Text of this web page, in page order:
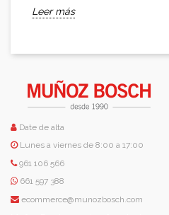
Leer más
Date de alta
Lunes a viernes de 8:00 a 17:00
961 106 566
661 597 388
ecommerce@munozbosch.com